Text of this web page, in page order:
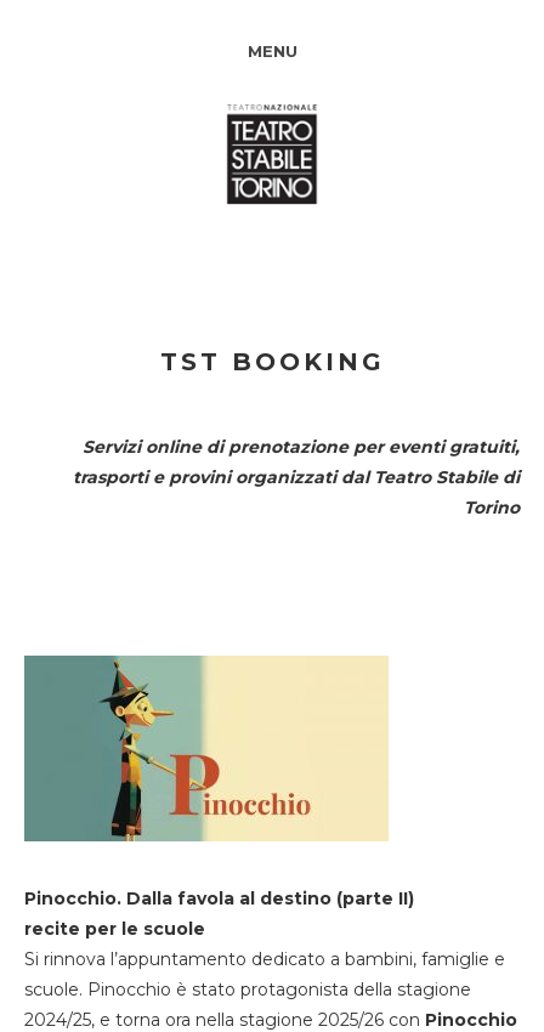
MENU
TST BOOKING
Servizi online di prenotazione per eventi gratuiti,
trasporti e provini organizzati dal Teatro Stabile di
Torino
Pinocchio. Dalla favola al destino (parte II)
recite per le scuole
Si rinnova l’appuntamento dedicato a bambini, famiglie e
scuole. Pinocchio è stato protagonista della stagione
2024/25, e torna ora nella stagione 2025/26 con Pinocchio